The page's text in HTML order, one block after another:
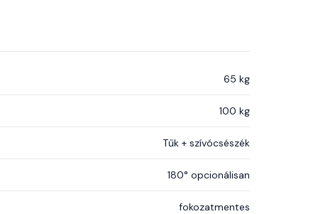
65 kg
100 kg
Tűk + szívócsészék
180° opcionálisan
fokozatmentes